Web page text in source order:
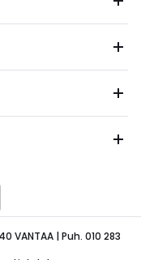
VANTAA | Puh. 010 283